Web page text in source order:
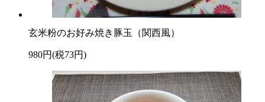
玄米粉のお好み焼き豚玉（関西風）
980円(税73円)